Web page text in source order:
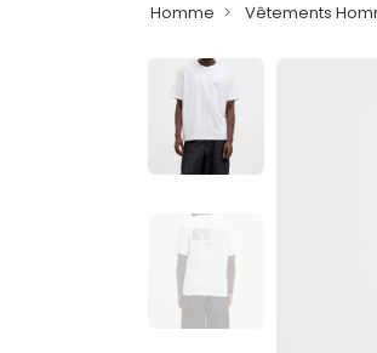
Homme Vêtements